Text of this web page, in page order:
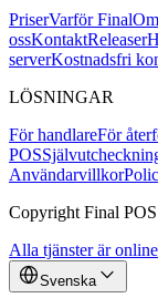
PriserVarför FinalOm
ossKontaktReleaser
serverKostnadsfri
LÖSNINGAR
För handlareFör
POS
Användarvillkor
Copyright Final
Alla tjänster är online
Svenska